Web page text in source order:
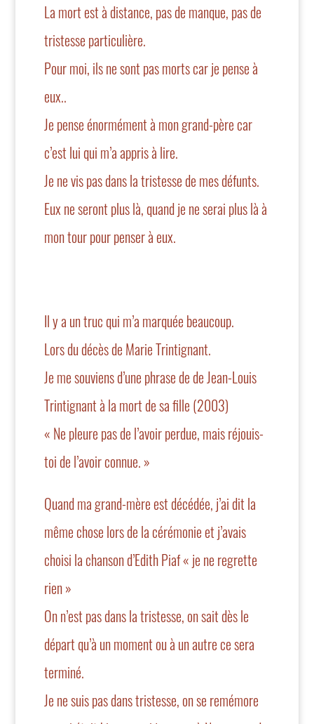
La mort est à distance, pas de manque, pas de
tristesse particulière.
Pour moi, ils ne sont pas morts car je pense à
eux..
Je pense énormément à mon grand-père car
c’est lui qui m’a appris à lire.
Je ne vis pas dans la tristesse de mes défunts.
Eux ne seront plus là, quand je ne serai plus là à
mon tour pour penser à eux.
Il y a un truc qui m’a marquée beaucoup.
Lors du décès de Marie Trintignant.
Je me souviens d’une phrase de de Jean-Louis
Trintignant à la mort de sa fille (2003)
« Ne pleure pas de l’avoir perdue, mais réjouis-
toi de l’avoir connue. »
Quand ma grand-mère est décédée, j’ai dit la
même chose lors de la cérémonie et j’avais
choisi la chanson d’Edith Piaf « je ne regrette
rien »
On n’est pas dans la tristesse, on sait dès le
départ qu’à un moment ou à un autre ce sera
terminé.
Je ne suis pas dans tristesse, on se remémore